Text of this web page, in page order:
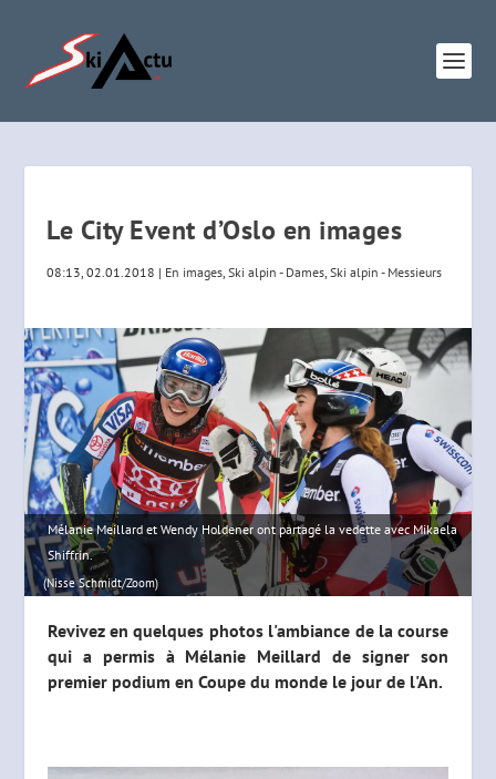
Le City Event d’Oslo en images
08:13, 02.01.2018 | En images,Ski alpin - Dames,Ski alpin - Messieurs
Mélanie Meillard et Wendy Holdener ont partagé la vedette avec Mikaela
Shiffrin.
(Nisse Schmidt/Zoom)
Revivez en quelques photos l'ambiance de la course
qui a permis à Mélanie Meillard de signer son
premier podium en Coupe du monde le jour de l'An.